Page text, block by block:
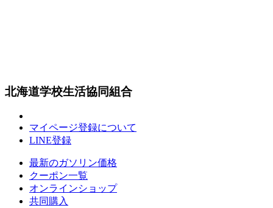
北海道学校生活協同組合
マイページ登録について
LINE登録
最新のガソリン価格
クーポン一覧
オンラインショップ
共同購入